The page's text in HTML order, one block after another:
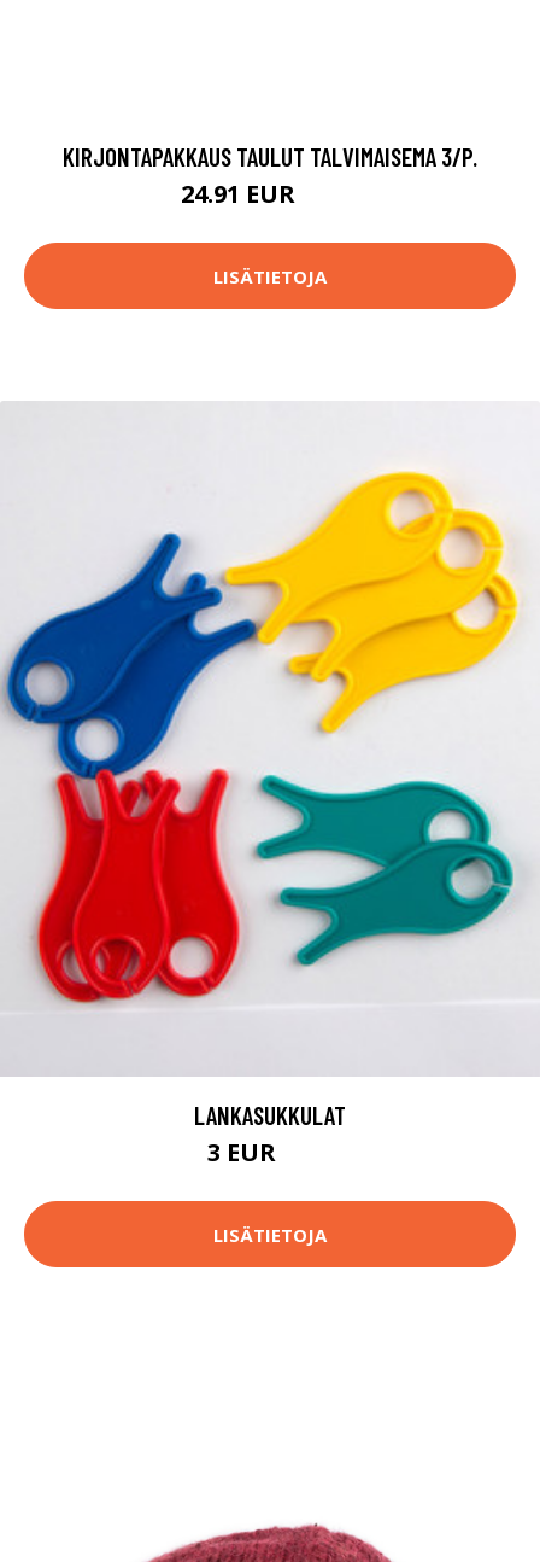
KIRJONTAPAKKAUS TAULUT TALVIMAISEMA 3/P.
24.91 EUR
LISÄTIETOJA
LANKASUKKULAT
3 EUR
LISÄTIETOJA